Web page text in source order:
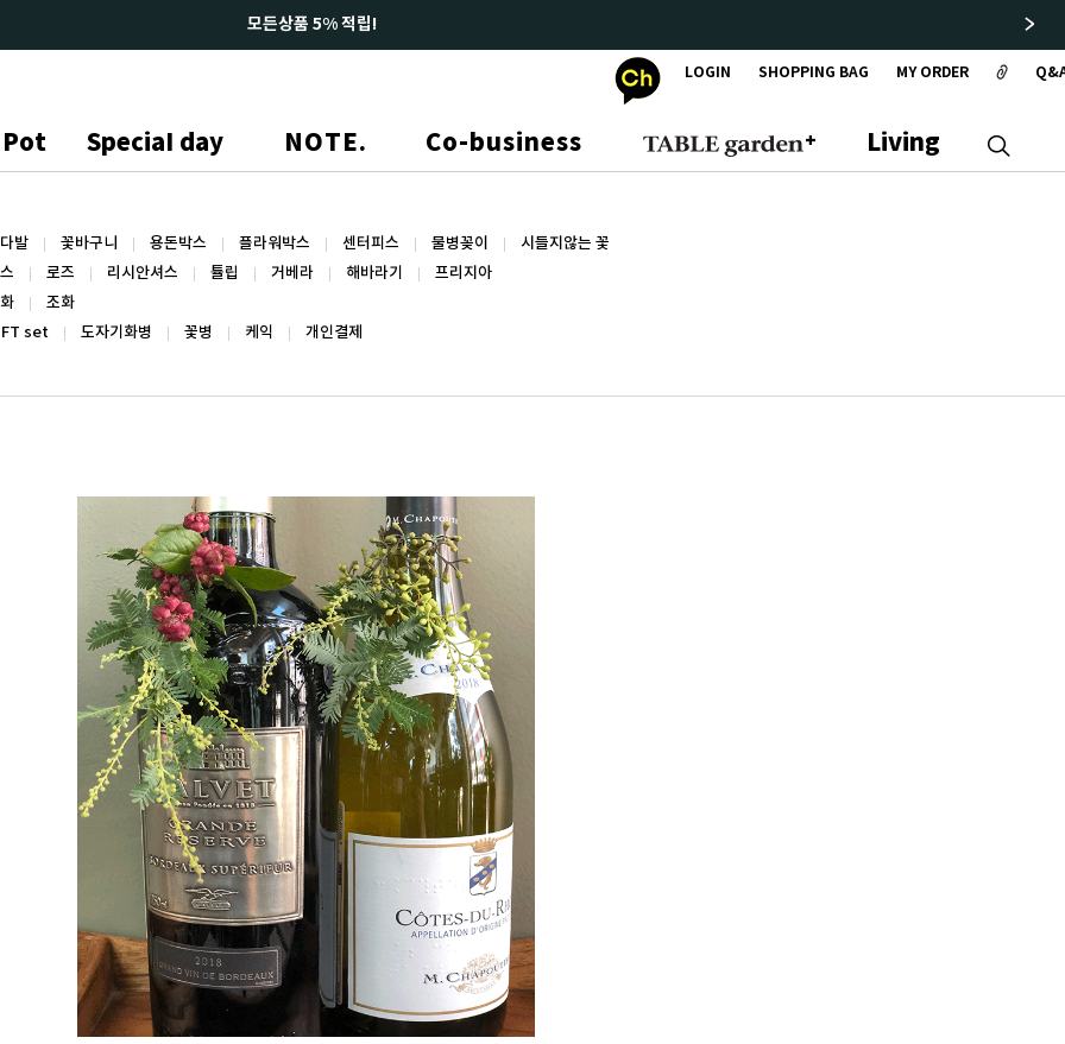
LOGIN SHOPPING BAG MY ORDER
Pot SpeciaI day NOTE. Co-business Living
발 꽃바구니 용돈박스 플라워박스 센터피스 물병꽂이
시들지않는 꽃
로즈 리시안셔스 튤립 거베라 해바라기
프리지아
조화
set
도자기화병 꽃병 케익 개인결제